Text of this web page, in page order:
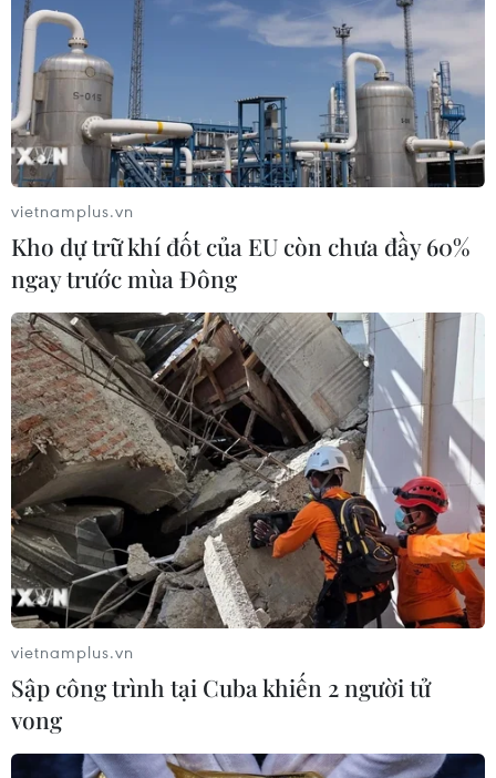
vietnamplus.vn
Kho dự trữ khí đốt của EU còn chưa đầy 60%
ngay trước mùa Đông
vietnamplus.vn
Sập công trình tại Cuba khiến 2 người tử
vong